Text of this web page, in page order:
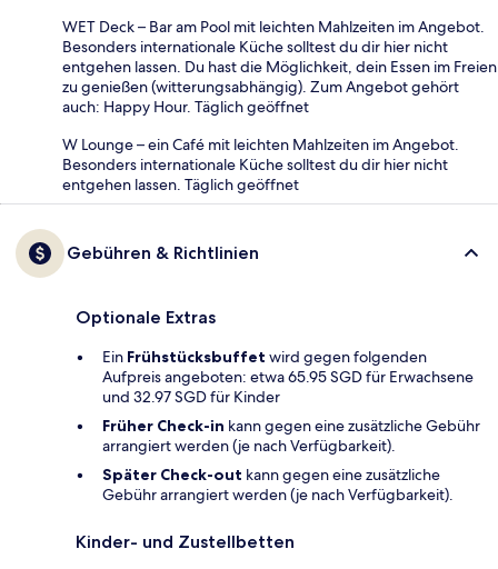
WET Deck – Bar am Pool mit leichten Mahlzeiten im Angebot.
Besonders internationale Küche solltest du dir hier nicht
entgehen lassen. Du hast die Möglichkeit, dein Essen im Freien
zu genießen (witterungsabhängig). Zum Angebot gehört
auch: Happy Hour. Täglich geöffnet
W Lounge – ein Café mit leichten Mahlzeiten im Angebot.
Besonders internationale Küche solltest du dir hier nicht
entgehen lassen. Täglich geöffnet
Gebühren & Richtlinien
Optionale Extras
Ein Frühstücksbuffet wird gegen folgenden
Aufpreis angeboten: etwa 65.95 SGD für Erwachsene
und 32.97 SGD für Kinder
Früher Check-in kann gegen eine zusätzliche Gebühr
arrangiert werden (je nach Verfügbarkeit).
Später Check-out kann gegen eine zusätzliche
Gebühr arrangiert werden (je nach Verfügbarkeit).
Kinder- und Zustellbetten